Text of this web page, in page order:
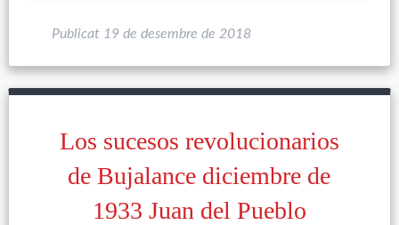
Publicat 19 de desembre de 2018
Los sucesos revolucionarios
de Bujalance diciembre de
1933 Juan del Pueblo